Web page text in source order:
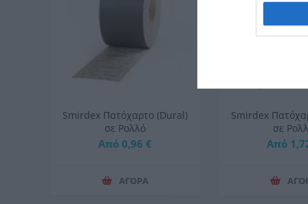
Smirdex Πατόχαρτο (Dural)
σε Ρολλό
Η115mmX1000mm
Από 0,96 €
ΑΓΟΡΑ
Smirdex
σε
Από